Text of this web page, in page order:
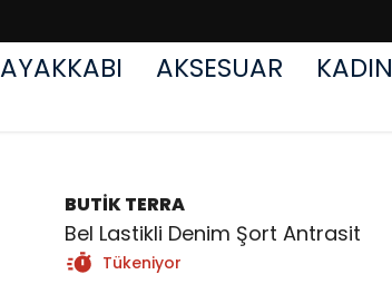
AYAKKABI AKSESUAR KADIN
BUTİK TERRA
Bel Lastikli Denim Şort Antrasit
Tükeniyor